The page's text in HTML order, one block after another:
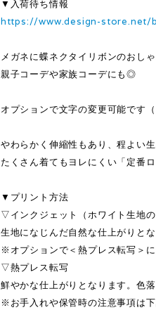
▼入荷待ち情報
https://www.design-
メガネに蝶ネクタイリボンのおし
親子コーデや家族コーデにも◎
オプションで文字の変更可能です
やわらかく伸縮性もあり、程よい
たくさん着てもヨレにくい「定番
▼プリント方法
▽インクジェット（ホワイト生地の
生地になじんだ自然な仕上がりとな
※オプションで＜熱プレス転写＞
▽熱プレス転写
鮮やかな仕上がりとなります。色
※お手入れや保管時の注意事項は